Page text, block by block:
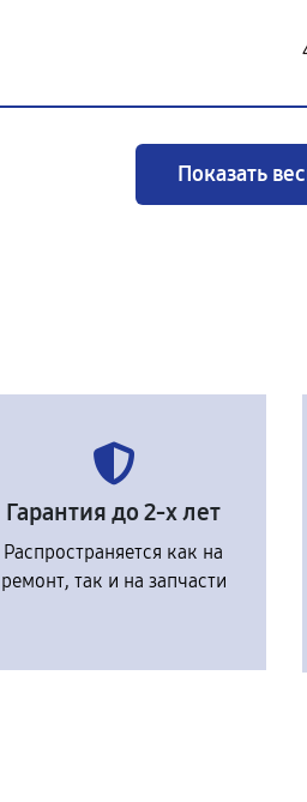
Показать
Гарантия до 2-х лет
Распространяется как на
ремонт, так и на запчасти